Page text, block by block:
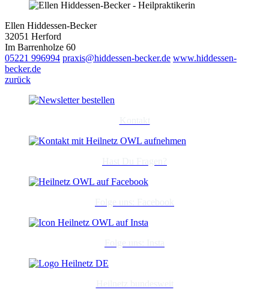
Ellen Hiddessen-Becker
32051 Herford
Im Barrenholze 60
05221 996994 praxis@hiddessen-becker.de www.hiddessen-
becker.de
zurück